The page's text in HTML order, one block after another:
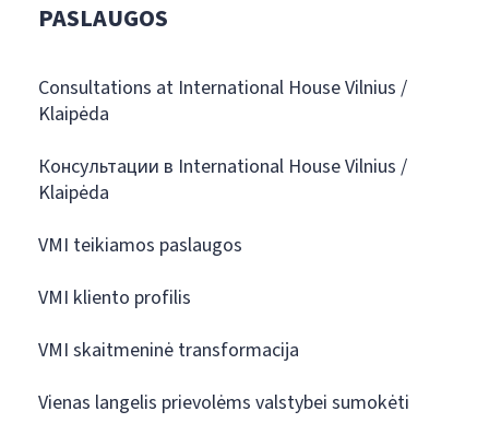
PASLAUGOS
Consultations at International House Vilnius /
Klaipėda
Консультации в International House Vilnius /
Klaipėda
VMI teikiamos paslaugos
VMI kliento profilis
VMI skaitmeninė transformacija
Vienas langelis prievolėms valstybei sumokėti